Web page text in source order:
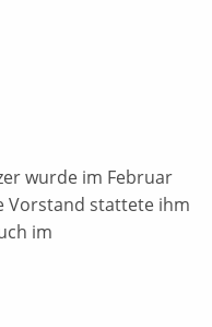
wurde im Februar
Vorstand stattete ihm
im